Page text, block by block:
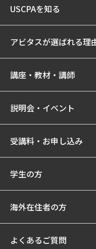
USCPAを知る
アビタスが選ばれる理
講座・教材・講師
説明会・イベント
受講料・お申し込み
学生の方
海外在住者の方
よくあるご質問